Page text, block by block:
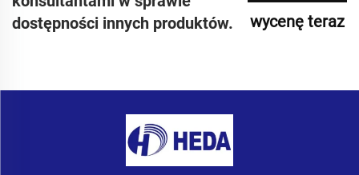
dostępności innych produktów.
wycenę teraz